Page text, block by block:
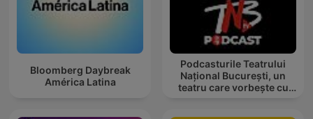
Bloomberg Daybreak
América Latina
Podcasturile Teatrului
Național București, un
teatru care vorbește cu